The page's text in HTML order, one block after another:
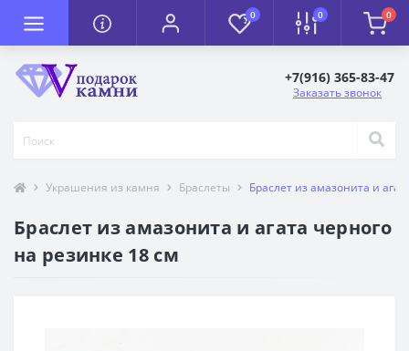
0 0 0
+7(916) 365-83-47
Заказать звонок
Украшения из камня Браслеты Браслет из амазонита и
Браслет из амазонита и агата черного
на резинке 18 см